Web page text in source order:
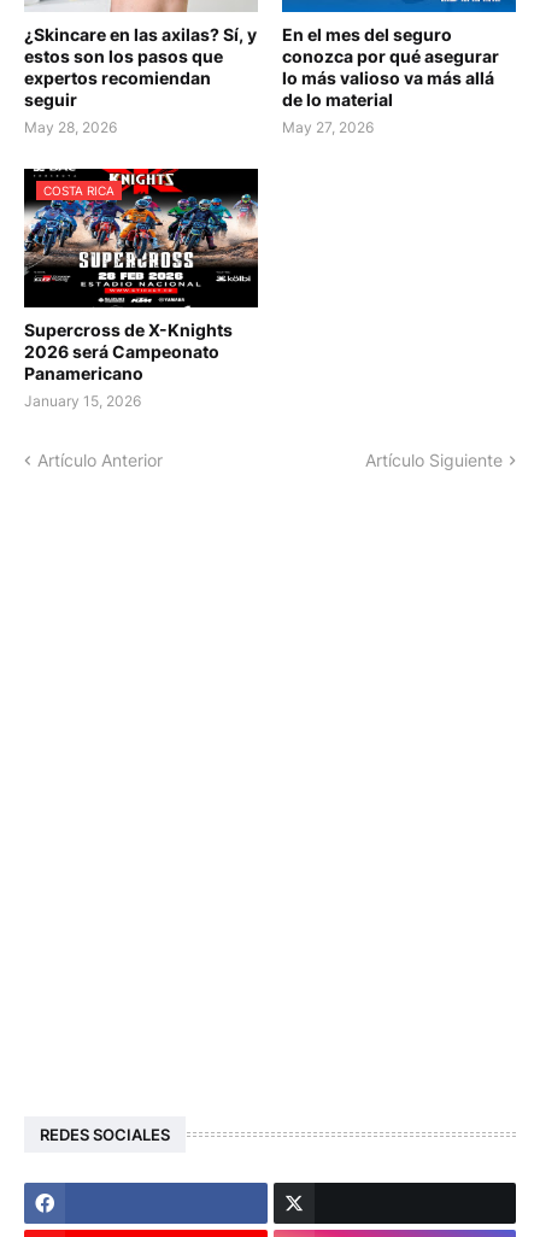
¿Skincare en las axilas? Sí, y
estos son los pasos que
expertos recomiendan
seguir
May 28, 2026
En el mes del seguro
conozca por qué asegurar
lo más valioso va más allá
de lo material
May 27, 2026
COSTA RICA
Supercross de X-Knights
2026 será Campeonato
Panamericano
January 15, 2026
Artículo Anterior Artículo Siguiente
REDES SOCIALES